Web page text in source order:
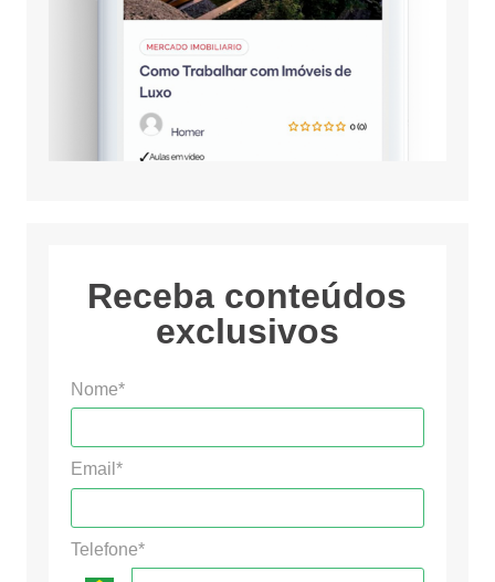
Receba conteúdos
exclusivos
Nome*
Email*
Telefone*